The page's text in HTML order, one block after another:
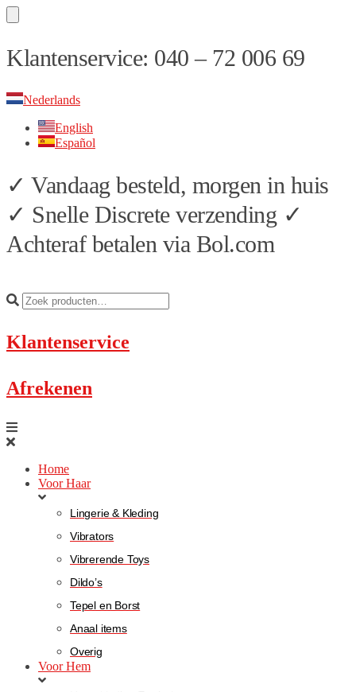
Skip
to
Skip
to
Klantenservice: 040 – 72 006 69
Nederlands
English
Español
✓ Vandaag besteld, morgen in huis
✓ Snelle Discrete verzending ✓
Achteraf betalen via Bol.com
Klantenservice
Afrekenen
Home
Voor Haar
Lingerie & Kleding
Vibrators
Vibrerende Toys
Dildo’s
Tepel en Borst
Anaal items
Overig
Voor Hem